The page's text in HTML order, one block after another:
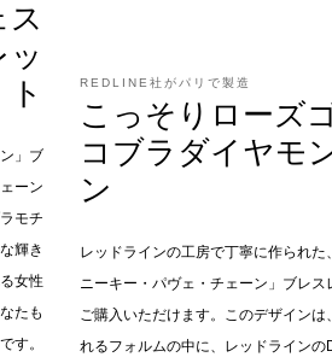
ス
ト
」ブ
ーン
モチ
輝き
女性
たも
す。
REDLINE社がパリで製造
こっそりローズ
コブラダイヤモ
ン
レッドラインの工房で丁寧に作られた
ニーキー・パヴェ・チェーン」ブレ
ご購入いただけます。このデザイン
れるフォルムの中に、レッドラインの